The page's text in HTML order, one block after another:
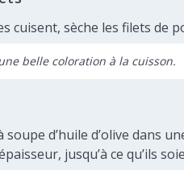
cuisent, sèche les filets de
belle coloration à la cuisson.
soupe d’huile d’olive dans
jusqu’à ce qu’ils